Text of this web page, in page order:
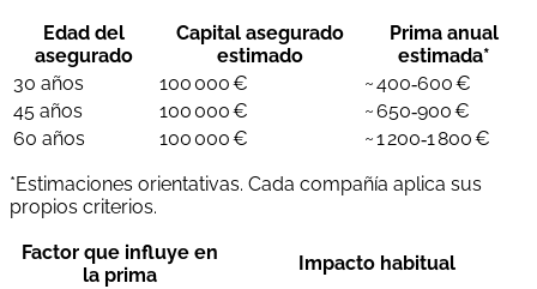
Edad del
asegurado
Capital asegurado
estimado
Prima anual
estimada*
30 años
100 000 €
~ 400‑600 €
45 años
100 000 €
~ 650‑900 €
60 años
100 000 €
~ 1 200‑1 800 €
*Estimaciones orientativas. Cada compañía aplica sus
propios criterios.
Factor que influye en
la prima
Impacto habitual